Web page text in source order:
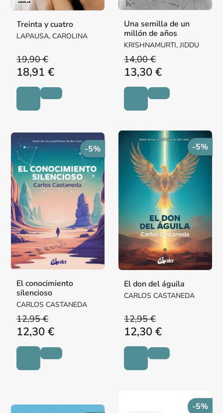
Treinta y cuatro
LAPAUSA, CAROLINA
19,90 €
18,91 €
Una semilla de un
millón de años
KRISHNAMURTI, JIDDU
14,00 €
13,30 €
-5%
El conocimiento
silencioso
CARLOS CASTANEDA
12,95 €
12,30 €
-5%
El don del águila
CARLOS CASTANEDA
12,95 €
12,30 €
-5%